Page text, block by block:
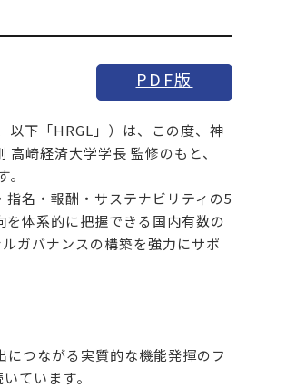
PDF版
以下「HRGL」）は、この度、神
崎経済大学学長 監修のもと、
名・報酬・サステナビリティの5
体系的に把握できる国内有数の
ガバナンスの構築を強力にサポ
つながる実質的な機能発揮のフ
ています。